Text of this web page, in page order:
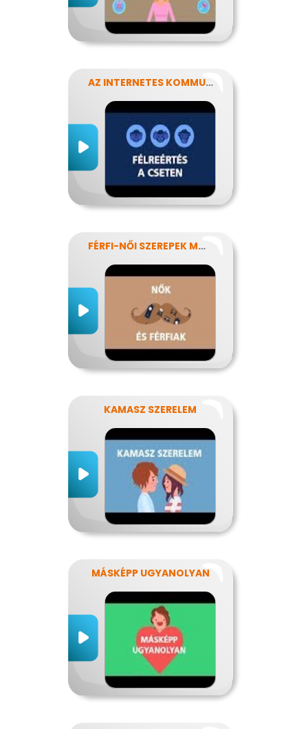
AZ INTERNETES KOMMUNIKÁCIÓ NÉHÁNY SAJÁTOSSÁGA
FÉRFI-NŐI SZEREPEK MODERN SZEMMEL
KAMASZ SZERELEM
MÁSKÉPP UGYANOLYAN